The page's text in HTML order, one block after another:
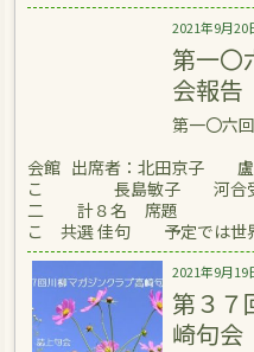
2021年9月20
第一〇
会報告
第一〇六
令和
会館 出席者：北田京子
こ 長島敏子 河合
二 計８名 席題 「は
こ 共選 佳句 予定では世
2021年9月19
第３７
崎句会